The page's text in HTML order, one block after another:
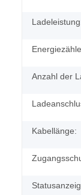
Anzahl der
Kabellänge: